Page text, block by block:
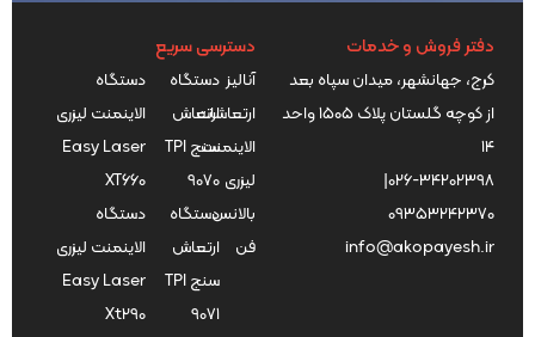
دفتر فروش و خدمات
کرج، جهانشهر، میدان سپاه بعد
از کوچه گلستان پلاک ۱۵۰۵ واحد
۱۴
026-34202398
|
09353242370
info@akopayesh.ir
دسترسی سریع
آنالیز
ارتعاشات
الاینمنت
لیزری
بالانس
فن
دستگاه
ارتعاش
سنج TPI
9070
دستگاه
ارتعاش
سنج TPI
9071
دستگاه
الاینمنت لیزری
Easy Laser
XT660
دستگاه
الاینمنت لیزری
Easy Laser
Xt290